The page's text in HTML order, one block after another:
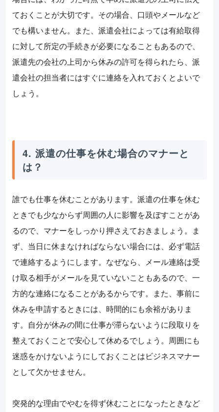
ておくことが大切です。その場合、口頭やメールなど
でも構いません。また、派遣会社によっては有給取得
に対して所定の手続きが必要になることもあるので、
派遣先の会社の上司から休みの許可を得られたら、派
遣会社の担当者にはすぐに連絡を入れておくとよいで
しょう。
4. 派遣の仕事を休む場合のマナーと
は？
誰でも仕事を休むことがあります。派遣の仕事を休む
ときでも少なからず周囲の人に影響を及ぼすことがあ
るので、マナーをしっかり押さえておきましょう。ま
ず、当日に休まなければならない場合には、必ず電話
で連絡するようにします。なぜなら、メール連絡は受
け取る相手がメールを見ていないこともあるので、一
方的な連絡になることがあるからです。また、事前に
休みを申請するときには、時間的にも余裕がありま
す。自分が休みの間に仕事が滞らないように段取りを
整えておくことで安心して休めるでしょう。周囲にも
迷惑をかけないようにしておくことはビジネスマナー
として欠かせません。
突発的な理由でやむを得ず休むことになったときなど